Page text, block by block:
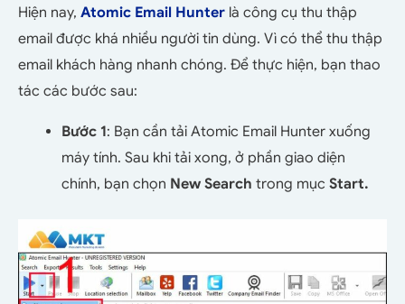
Hiện nay, Atomic Email Hunter là công cụ thu thập
email được khá nhiều người tin dùng. Vì có thể thu thập
email khách hàng nhanh chóng. Để thực hiện, bạn thao
tác các bước sau:
Bước 1: Bạn cần tải Atomic Email Hunter xuống
máy tính. Sau khi tải xong, ở phần giao diện
chính, bạn chọn New Search trong mục Start.